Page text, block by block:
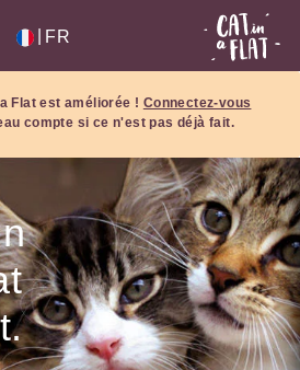
FR
Flat est améliorée ! Connectez-vous
compte si ce n'est pas déjà fait.